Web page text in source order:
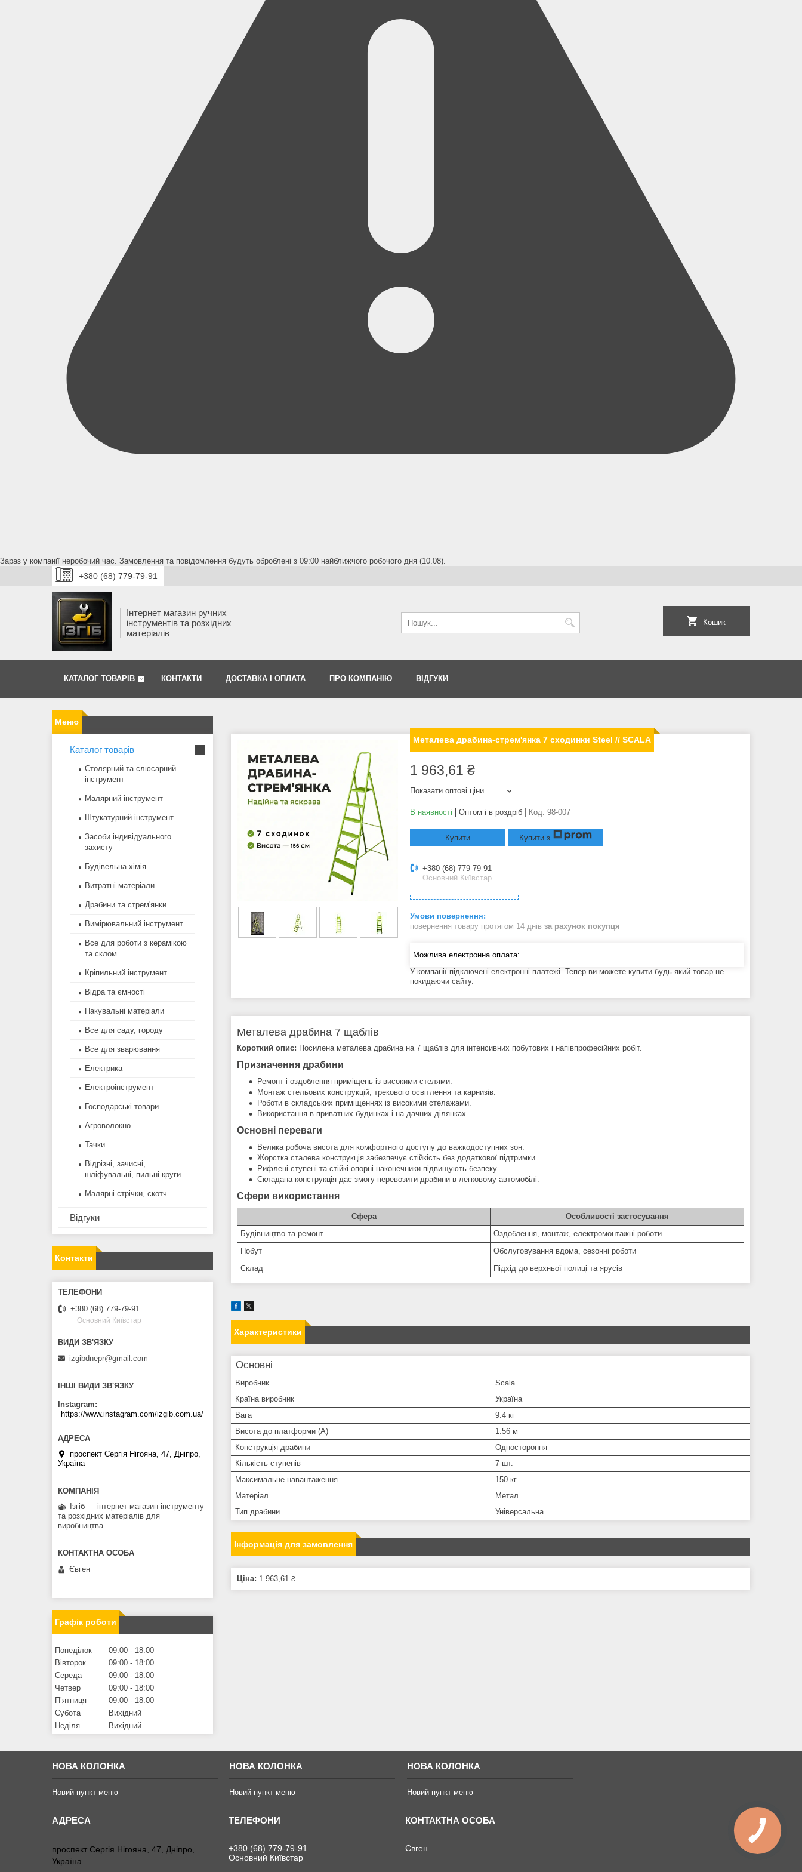
Зараз у компанії неробочий час. Замовлення та повідомлення будуть оброблені з 09:00 найближчого робочого дня (10.08).
+380 (68) 779-79-91
Інтернет магазин ручних
інструментів та розхідних
матеріалів
Кошик
КАТАЛОГ ТОВАРІВ КОНТАКТИ ДОСТАВКА І ОПЛАТА ПРО КОМПАНІЮ ВІДГУКИ
Металева драбина-стрем'янка 7 сходинки Steel // SCALA
1 963,61 ₴
Показати оптові ціни
В наявності Оптом і в роздріб Код: 98-007
Купити Купити з
+380 (68) 779-79-91
Основний Київстар
повернення товару протягом 14 днів за рахунок покупця
У компанії підключені електронні платежі. Тепер ви можете купити будь-який товар не
покидаючи сайту.
Металева драбина 7 щаблів
Короткий опис: Посилена металева драбина на 7 щаблів для інтенсивних побутових і напівпрофесійних робіт.
Призначення драбини
Ремонт і оздоблення приміщень із високими стелями.
Монтаж стельових конструкцій, трекового освітлення та карнизів.
Роботи в складських приміщеннях із високими стелажами.
Використання в приватних будинках і на дачних ділянках.
Основні переваги
Велика робоча висота для комфортного доступу до важкодоступних зон.
Жорстка сталева конструкція забезпечує стійкість без додаткової підтримки.
Рифлені ступені та стійкі опорні наконечники підвищують безпеку.
Складана конструкція дає змогу перевозити драбини в легковому автомобілі.
Сфери використання
Сфера
Особливості застосування
Будівництво та ремонт
Оздоблення, монтаж, електромонтажні роботи
Побут
Обслуговування вдома, сезонні роботи
Склад
Підхід до верхньої полиці та ярусів
Характеристики
Основні
Виробник
Scala
Країна виробник
Україна
Вага
9.4 кг
Висота до платформи (А)
1.56 м
Конструкція драбини
Одностороння
Кількість ступенів
7 шт.
Максимальне навантаження
150 кг
Матеріал
Метал
Тип драбини
Універсальна
Інформація для замовлення
Ціна: 1 963,61 ₴
Каталог товарів
Столярний та слюсарний
інструмент
Малярний інструмент
Штукатурний інструмент
Засоби індивідуального
захисту
Будівельна хімія
Витратні матеріали
Драбини та стрем'янки
Вимірювальний інструмент
Все для роботи з керамікою
та склом
Кріпильний інструмент
Відра та ємності
Пакувальні матеріали
Все для саду, городу
Все для зварювання
Електрика
Електроінструмент
Господарські товари
Агроволокно
Тачки
Відрізні, зачисні,
шліфувальні, пильні круги
Малярні стрічки, скотч
Відгуки
Контакти
+380 (68) 779-79-91
Основний Київстар
izgibdnepr@gmail.com
ІНШІ ВИДИ ЗВ'ЯЗКУ
Instagram
https://www.instagram.com/izgib.com.ua/
проспект Сергія Нігояна, 47, Дніпро,
Україна
Ізгіб — інтернет-магазин інструменту
та розхідних матеріалів для
виробництва.
Євген
Графік роботи
Понеділок 09:00
18:00
Вівторок
09:00
18:00
Середа
09:00
18:00
Четвер
09:00
18:00
Пʼятниця
09:00
18:00
Субота
Вихідний
Неділя
Вихідний
НОВА КОЛОНКА
Новий пункт меню
НОВА КОЛОНКА
Новий пункт меню
НОВА КОЛОНКА
Новий пункт меню
проспект Сергія Нігояна, 47, Дніпро,
Україна
+380 (68) 779-79-91
Основний Київстар
Євген